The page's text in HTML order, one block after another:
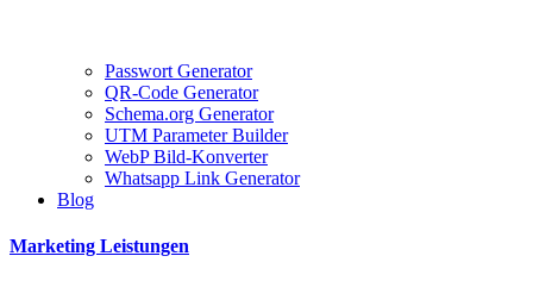
Passwort Generator
QR-Code Generator
Schema.org Generator
UTM Parameter Builder
WebP Bild-Konverter
Whatsapp Link Generator
Blog
Marketing Leistungen